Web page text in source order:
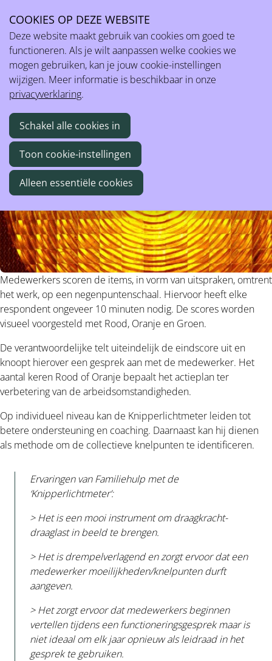
Knipperlichtmeter fysieke belasting en werkdruk
De ‘Knipperlichtmeter’ bestaat uit twee vragenlijsten, één
vragenlijst omtrent fysieke belasting en één over werkdruk.
Medewerkers scoren de items, in vorm van uitspraken, omtrent
het werk, op een negenpuntenschaal. Hiervoor heeft elke
respondent ongeveer 10 minuten nodig. De scores worden
visueel voorgesteld met Rood, Oranje en Groen.
De verantwoordelijke telt uiteindelijk de eindscore uit en
knoopt hierover een gesprek aan met de medewerker. Het
aantal keren Rood of Oranje bepaalt het actieplan ter
verbetering van de arbeidsomstandigheden.
Op individueel niveau kan de Knipperlichtmeter leiden tot
betere ondersteuning en coaching. Daarnaast kan hij dienen
als methode om de collectieve knelpunten te identificeren.
Ervaringen van Familiehulp met de
‘Knipperlichtmeter’:
> Het is een mooi instrument om draagkracht-
draaglast in beeld te brengen.
> Het is drempelverlagend en zorgt ervoor dat een
medewerker moeilijkheden/knelpunten durft
aangeven.
> Het zorgt ervoor dat medewerkers beginnen
vertellen tijdens een functioneringsgesprek maar is
niet ideaal om elk jaar opnieuw als leidraad in het
gesprek te gebruiken.
COOKIES OP DEZE WEBSITE
Deze website maakt gebruik van cookies om goed te
functioneren. Als je wilt aanpassen welke cookies we
mogen gebruiken, kan je jouw cookie-instellingen
wijzigen. Meer informatie is beschikbaar in onze
privacyverklaring.
Schakel alle cookies in
Toon cookie-instellingen
Alleen essentiële cookies